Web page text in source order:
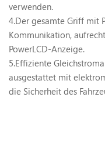
verwenden.
4.Der gesamte Griff mit
Kommunikation,
PowerLCD-Anzeige.
5.Effiziente
ausgestattet mit
die Sicherheit des